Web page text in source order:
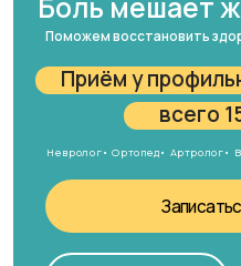
всего 1500
Акции
Записаться на
Акция не распространяется на приём